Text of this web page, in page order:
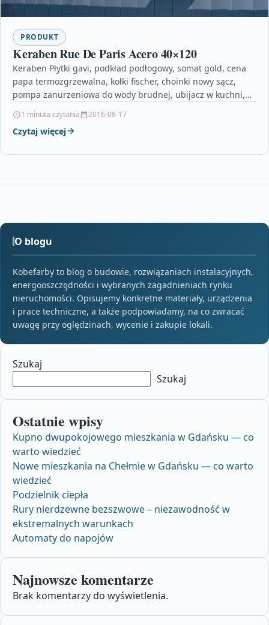
PRODUKT
Keraben Rue De Paris Acero 40×120
Keraben Płytki gavi, podkład podłogowy, somat gold, cena
papa termozgrzewalna, kołki fischer, choinki nowy sącz,
pompa zanurzeniowa do wody brudnej, ubijacz w kuchni,
1 minuta czytania 2016-08-17
Czytaj więcej
O blogu
Kobefarby to blog o budowie, rozwiązaniach instalacyjnych,
energooszczędności i wybranych zagadnieniach rynku
nieruchomości. Opisujemy konkretne materiały, urządzenia
i prace techniczne, a także podpowiadamy, na co zwracać
uwagę przy oględzinach, wycenie i zakupie lokali.
Szukaj
Szukaj
Ostatnie wpisy
Kupno dwupokojowego mieszkania w Gdańsku — co
warto wiedzieć
Nowe mieszkania na Chełmie w Gdańsku — co warto
wiedzieć
Podzielnik ciepła
Rury nierdzewne bezszwowe – niezawodność w
ekstremalnych warunkach
Automaty do napojów
Najnowsze komentarze
Brak komentarzy do wyświetlenia.